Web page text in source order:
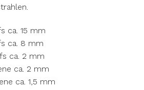
ca. 15 mm
ca. 8 mm
ca. 2 mm
ca. 2 mm
ca. 1,5 mm